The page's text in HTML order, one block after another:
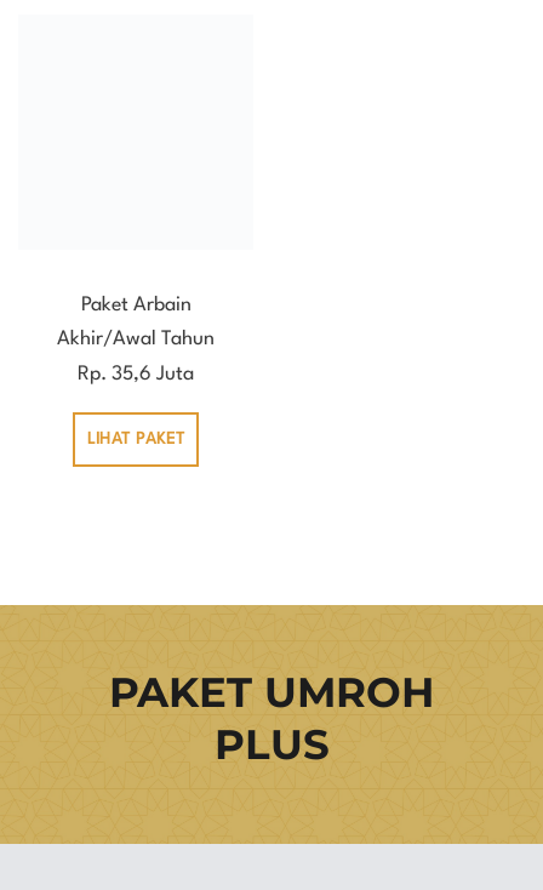
Paket Arbain
Akhir/Awal Tahun
Rp. 35,6 Juta
LIHAT PAKET
PAKET UMROH
PLUS